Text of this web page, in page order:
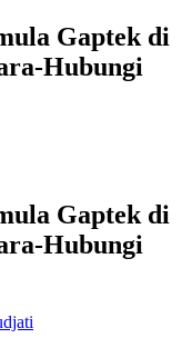
Gaptek di
Hubungi
Gaptek di
Hubungi